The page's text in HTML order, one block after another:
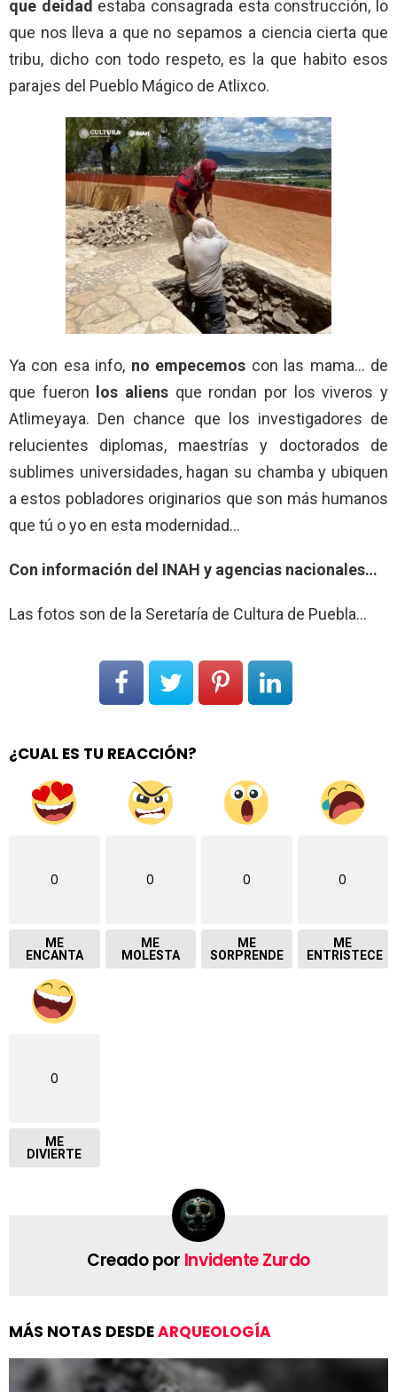
que deidad estaba consagrada esta construcción, lo
que nos lleva a que no sepamos a ciencia cierta que
tribu, dicho con todo respeto, es la que habito esos
parajes del Pueblo Mágico de Atlixco.
Ya con esa info, no empecemos con las mama… de
que fueron
los aliens que rondan por los viveros y
Atlimeyaya. Den chance que los investigadores de
relucientes diplomas, maestrías y doctorados de
sublimes universidades, hagan su chamba y ubiquen
a estos pobladores originarios que son más humanos
que tú o yo en esta modernidad…
Con información del INAH y agencias nacionales…
Las fotos son de la Seretaría de Cultura de Puebla…
¿CUAL ES TU REACCIÓN?
0
ME
ENCANTA
0
ME
MOLESTA
0
ME
SORPRENDE
0
ME
ENTRISTECE
0
ME
DIVIERTE
Creado por Invidente Zurdo
MÁS NOTAS DESDEARQUEOLOGÍA